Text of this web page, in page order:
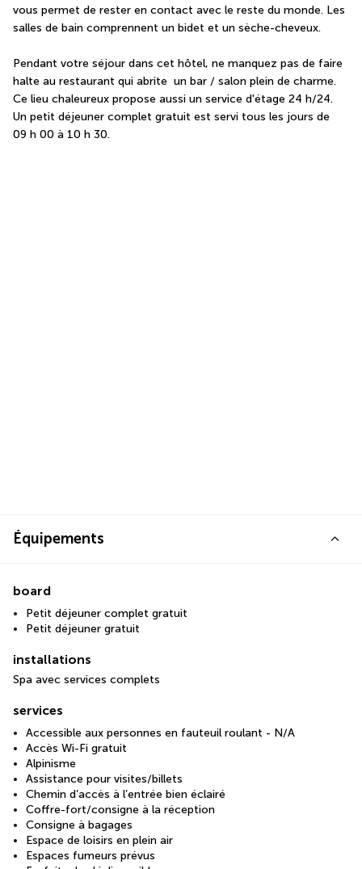
vous permet de rester en contact avec le reste du monde. Les
salles de bain comprennent un bidet et un sèche-cheveux.
Pendant votre séjour dans cet hôtel, ne manquez pas de faire
halte au restaurant qui abrite  un bar / salon plein de charme.
Ce lieu chaleureux propose aussi un service d'étage 24 h/24.
Un petit déjeuner complet gratuit est servi tous les jours de
09 h 00 à 10 h 30.
Équipements
board
Petit déjeuner complet gratuit
Petit déjeuner gratuit
installations
Spa avec services complets
services
Accessible aux personnes en fauteuil roulant - N/A
Accès Wi-Fi gratuit
Alpinisme
Assistance pour visites/billets
Chemin d’accès à l’entrée bien éclairé
Coffre-fort/consigne à la réception
Consigne à bagages
Espace de loisirs en plein air
Espaces fumeurs prévus